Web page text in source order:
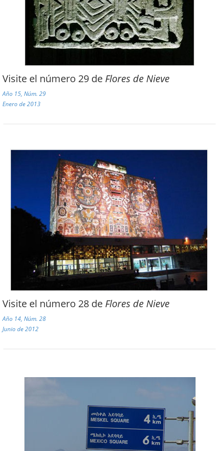
Visite el número 29 de Flores de Nieve
Año 15, Núm. 29
Enero de 2013
Visite el número 28 de Flores de Nieve
Año 14, Núm. 28
Junio de 2012